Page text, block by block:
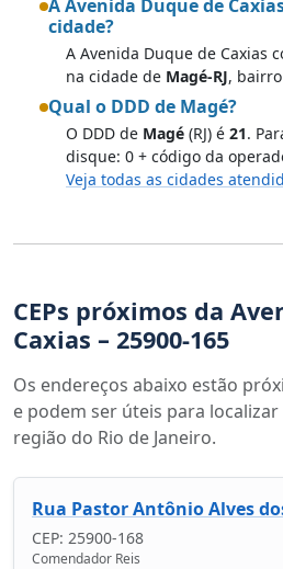
A Avenida Duque de
cidade?
A Avenida Duque de Caxias
na cidade de Magé-RJ,
Qual o DDD de Magé?
O DDD de Magé (RJ) é 21.
disque: 0 + código da
Veja todas as cidades
CEPs próximos da
Caxias – 25900-165
Os endereços abaixo estão
e podem ser úteis para
região do Rio de Janeiro.
Rua Pastor Antônio Alves
CEP: 25900-168
Comendador Reis